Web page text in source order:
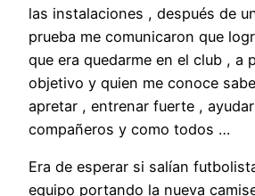
las instalaciones , después de
prueba me comunicaron que
que era quedarme en el club , a
objetivo y quien me conoce
apretar , entrenar fuerte ,
compañeros y como todos …
Era de esperar si salían
equipo portando la nueva